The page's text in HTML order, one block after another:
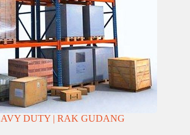
DUTY | RAK GUDANG